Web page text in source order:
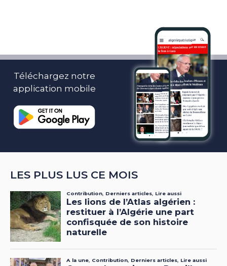
Téléchargez notre
application mobile
LES PLUS LUS CE MOIS